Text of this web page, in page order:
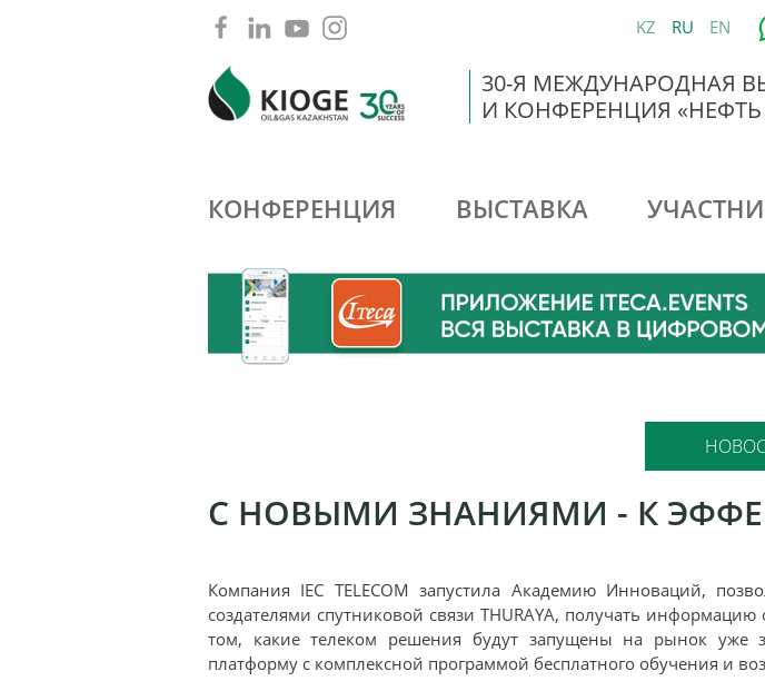
KZ RU EN
30-Я МЕЖДУНАРОДНАЯ
И КОНФЕРЕНЦИЯ «НЕФТЬ
КОНФЕРЕНЦИЯ ВЫСТАВКА
С НОВЫМИ ЗНАНИЯМИ - К
Компания IEC TELECOM запустила Академию Инноваций,
создателями спутниковой связи THURAYA, получать
том, какие телеком решения будут запущены на рынок уже
платформу с комплексной программой бесплатного обучения и